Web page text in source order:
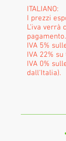
ITALIANO:
I prezzi
L'iva verrà
pagamento.
IVA 5%
IVA 22%
IVA 0%
dall'Italia).